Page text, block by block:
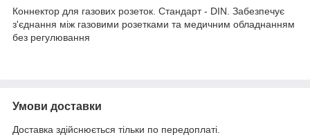
Коннектор для газових розеток. Стандарт - DIN. Забезпечує
з'єднання між газовими розетками та медичним обладнанням
без регулювання
Умови доставки
Доставка здійснюється тільки по передоплаті.